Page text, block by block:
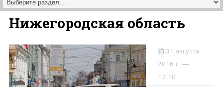
Нижегородская область
31 августа
2016 г. —
17:10